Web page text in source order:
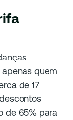
apenas quem
de 17
de 65% para